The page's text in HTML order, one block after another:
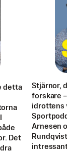
detta
Det
Stjärnor,
forskare
idrottens
Arnesen